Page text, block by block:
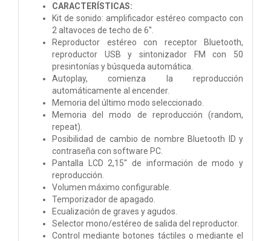
CARACTERÍSTICAS:
Kit de sonido: amplificador estéreo compacto con
2 altavoces de techo de 6''.
Reproductor estéreo con receptor Bluetooth,
reproductor USB y sintonizador FM con 50
presintonías y búsqueda automática.
Autoplay, comienza la reproducción
automáticamente al encender.
Memoria del último modo seleccionado.
Memoria del modo de reproducción (random,
repeat).
Posibilidad de cambio de nombre Bluetooth ID y
contraseña con software PC.
Pantalla LCD 2,15'' de información de modo y
reproducción.
Volumen máximo configurable.
Temporizador de apagado.
Ecualización de graves y agudos.
Selector mono/estéreo de salida del reproductor.
Control mediante botones táctiles o mediante el